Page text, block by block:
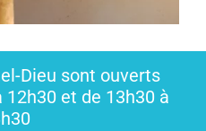
Dieu sont ouverts
et de 13h30 à